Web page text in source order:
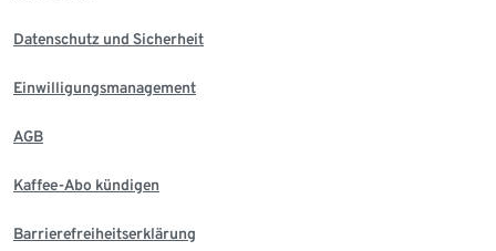
Datenschutz und Sicherheit
Einwilligungsmanagement
AGB
Kaffee-Abo kündigen
Barrierefreiheitserklärung